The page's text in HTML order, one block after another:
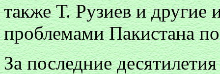
также Т. Рузиев и другие
проблемами Пакистана
За последние